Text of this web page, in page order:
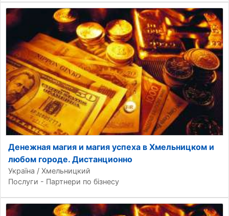
Денежная магия и магия успеха в Хмельницком и
любом городе. Дистанционно
Україна / Хмельницкий
Послуги - Партнери по бізнесу